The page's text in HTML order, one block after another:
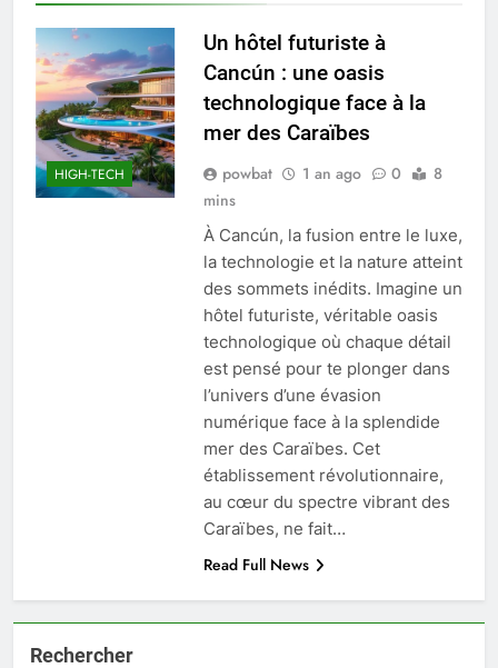
HIGH-TECH
Un hôtel futuriste à
Cancún : une oasis
technologique face à la
mer des Caraïbes
powbat 1 an ago 0
8
mins
À Cancún, la fusion entre le luxe,
la technologie et la nature atteint
des sommets inédits. Imagine un
hôtel futuriste, véritable oasis
technologique où chaque détail
est pensé pour te plonger dans
l’univers d’une évasion
numérique face à la splendide
mer des Caraïbes. Cet
établissement révolutionnaire,
au cœur du spectre vibrant des
Caraïbes, ne fait…
Read Full News
Rechercher